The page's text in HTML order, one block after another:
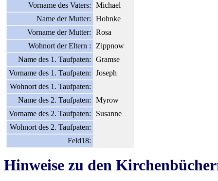
Vorname des Vaters:
Michael
Name der Mutter:
Hohnke
Vorname der Mutter:
Rosa
Wohnort der Eltern :
Zippnow
Name des 1. Taufpaten:
Gramse
Vorname des 1. Taufpaten:
Joseph
Wohnort des 1. Taufpaten:
Name des 2. Taufpaten:
Myrow
Vorname des 2. Taufpaten:
Susanne
Wohnort des 2. Taufpaten:
Feld18:
Hinweise zu den